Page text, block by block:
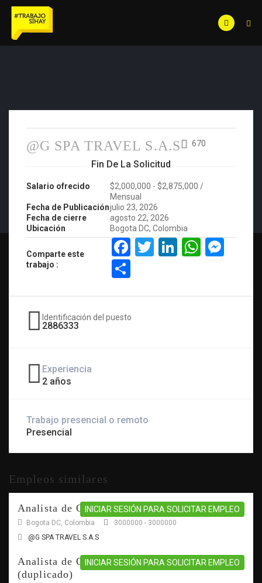
@G SPA TRAVEL S.A.S 670
Fin De La Solicitud
Salario ofrecido
$2,000,000 - $2,875,000 /
Mensual
Fecha de Publicaciónjulio 23, 2026
Fecha de cierre
agosto 22, 2026
Ubicación
Bogota DC, Colombia
Comparte este
trabajo :
Facebook
Twitter
LinkedIn
Share
Identificación del puesto
2886333
Experiencia
2 años
Trabajo presencial o remoto
Presencial
Empleos similares
Analista de Operaciones Turísticas
Bogota DC, Colombia
3000000 - 3000000
@G SPA TRAVEL S.A.S
INICIAR SESIÓN PARA SOLICITAR EMPLEO
Analista de Operaciones Turísticas
(duplicado)
INICIAR SESIÓN PARA SOLICITAR EMPLEO